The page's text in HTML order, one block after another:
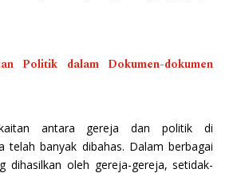
Politik dalam Dokumen-dokumen
antara gereja dan politik di
telah banyak dibahas. Dalam berbagai
dihasilkan oleh gereja-gereja, setidak-